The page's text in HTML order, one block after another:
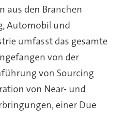
aus den Branchen
Automobil und
umfasst das gesamte
von der
von Sourcing
von Near- und
einer Due